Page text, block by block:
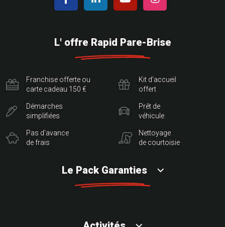
L' offre Rapid Pare-Brise
Franchise offerte ou
carte cadeau 150 €
Démarches
simplifiées
Pas d'avance
de frais
Kit d'accueil
offert
Prêt de
véhicule
Nettoyage
de courtoisie
Le Pack Garanties